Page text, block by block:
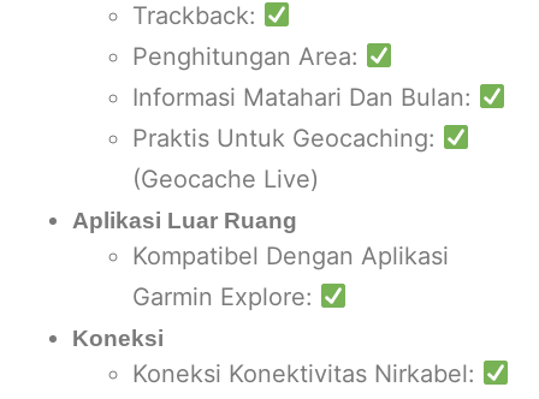
Trackback:
Penghitungan Area:
Informasi Matahari Dan Bulan:
Praktis Untuk Geocaching:
(Geocache Live)
Aplikasi Luar Ruang
Kompatibel Dengan Aplikasi
Garmin Explore:
Koneksi
Koneksi Konektivitas Nirkabel: